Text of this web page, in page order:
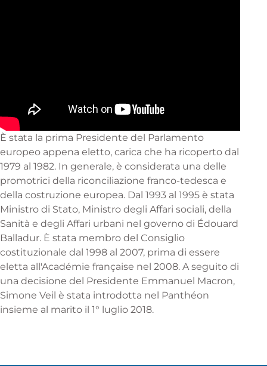
È stata la prima Presidente del Parlamento
europeo appena eletto, carica che ha ricoperto dal
1979 al 1982. In generale, è considerata una delle
promotrici della riconciliazione franco-tedesca e
della costruzione europea. Dal 1993 al 1995 è stata
Ministro di Stato, Ministro degli Affari sociali, della
Sanità e degli Affari urbani nel governo di Édouard
Balladur. È stata membro del Consiglio
costituzionale dal 1998 al 2007, prima di essere
eletta all'Académie française nel 2008. A seguito di
una decisione del Presidente Emmanuel Macron,
Simone Veil è stata introdotta nel Panthéon
insieme al marito il 1° luglio 2018.